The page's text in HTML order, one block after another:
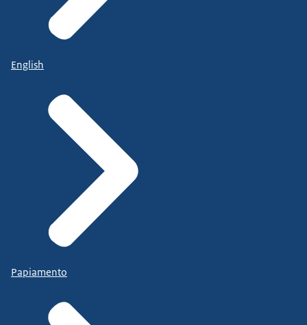
English
Papiamento